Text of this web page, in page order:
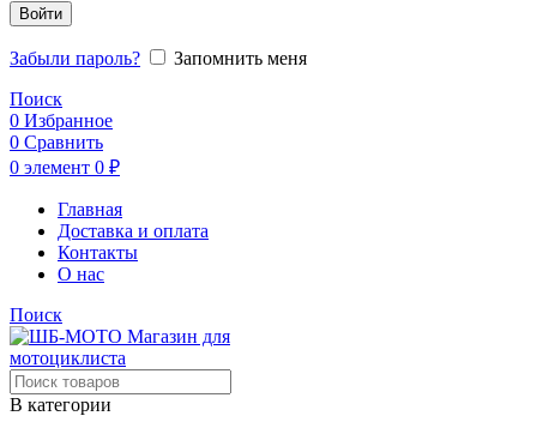
Войти
Забыли пароль?
Запомнить меня
Поиск
0 Избранное
0 Сравнить
0 элемент 0 ₽
Главная
Доставка и оплата
Контакты
О нас
Поиск
В категории